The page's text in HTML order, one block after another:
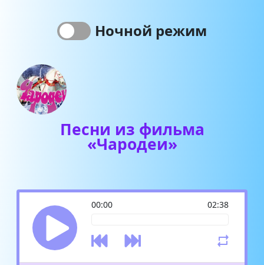
Ночной режим
Песни из фильма
«Чародеи»
00:00 02:38